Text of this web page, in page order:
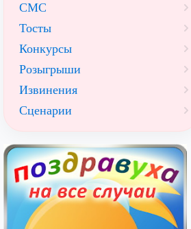
СМС
Тосты
Конкурсы
Розыгрыши
Извинения
Сценарии